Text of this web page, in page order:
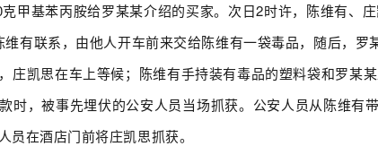
甲基苯丙胺给罗某某介绍的买家。次日2时许，陈维有、
有联系，由他人开车前来交给陈维有一袋毒品，随后，
庄凯思在车上等候；陈维有手持装有毒品的塑料袋和罗某
时，被事先埋伏的公安人员当场抓获。公安人员从陈维有
员在酒店门前将庄凯思抓获。